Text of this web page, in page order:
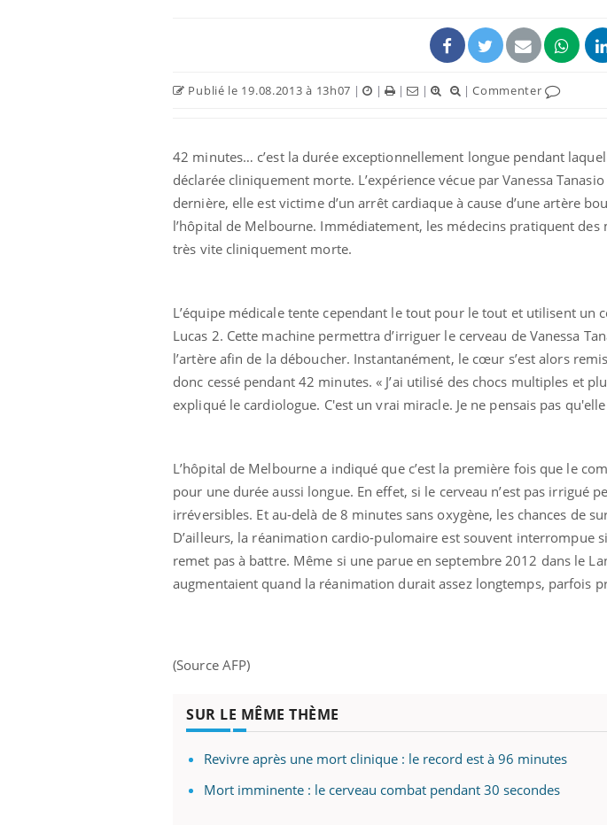
Publié le 19.08.2013 à 13h07 | | | | |Commenter
42 minutes… c’est la durée exceptionnellement longue pendant
déclarée cliniquement morte. L’expérience vécue par Vanessa
dernière, elle est victime d’un arrêt cardiaque à cause d’une artère
l’hôpital de Melbourne. Immédiatement, les médecins pratiquent des
très vite cliniquement morte.
L’équipe médicale tente cependant le tout pour le tout et utilisent un
Lucas 2. Cette machine permettra d’irriguer le cerveau de Vanessa
l’artère afin de la déboucher. Instantanément, le cœur s’est alors
donc cessé pendant 42 minutes. « J’ai utilisé des chocs multiples et
expliqué le cardiologue. C'est un vrai miracle. Je ne pensais pas
L’hôpital de Melbourne a indiqué que c’est la première fois que le
pour une durée aussi longue. En effet, si le cerveau n’est pas irrigué
irréversibles. Et au-delà de 8 minutes sans oxygène, les chances de
D’ailleurs, la réanimation cardio-pulomaire est souvent interrompue
remet pas à battre. Même si une parue en septembre 2012 dans le
augmentaient quand la réanimation durait assez longtemps, parfois
(Source AFP)
SUR LE MÊME THÈME
Revivre après une mort clinique : le record est à 96 minutes
Mort imminente : le cerveau combat pendant 30 secondes
Chikungunya,
West Nile : que se
t-il dans le sud de la
France ?
Les médicaments
Eczéma Chronique des Mains :
Il y a des sujets qui sont faciles à aborder...
d'autres non ! D'un côté, poser des
questions sur la maladie d'un proche c'est
Carence en fer : comprendre
Fatigue, irritabilité, brouillard mental
même alopécie… Les symptômes de la
carence en fer sont multiples ce qui la
...